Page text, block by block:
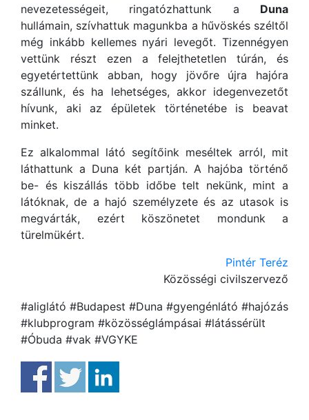
nevezetességeit, ringatózhattunk a Duna
hullámain, szívhattuk magunkba a hűvöskés széltől
még inkább kellemes nyári levegőt. Tizennégyen
vettünk részt ezen a felejthetetlen túrán, és
egyetértettünk abban, hogy jövőre újra hajóra
szállunk, és ha lehetséges, akkor idegenvezetőt
hívunk, aki az épületek történetébe is beavat
minket.
Ez alkalommal látó segítőink meséltek arról, mit
láthattunk a Duna két partján. A hajóba történő
be- és kiszállás több időbe telt nekünk, mint a
látóknak, de a hajó személyzete és az utasok is
megvárták, ezért köszönetet mondunk a
türelmükért.
Pintér Teréz
Közösségi civilszervező
#aliglátó #Budapest #Duna #gyengénlátó #hajózás
#klubprogram #közösséglámpásai #látássérült
#Óbuda #vak #VGYKE